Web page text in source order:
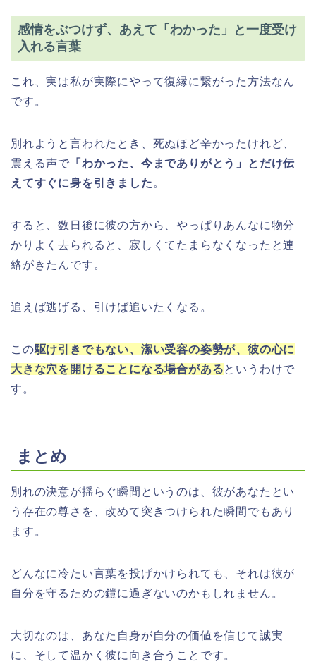
感情をぶつけず、あえて「わかった」と一度受け
入れる言葉
これ、実は私が実際にやって復縁に繋がった方法なん
です。
別れようと言われたとき、死ぬほど辛かったけれど、
震える声で 「わかった、今までありがとう」とだけ伝
えてすぐに身を引きました 。
すると、数日後に彼の方から、やっぱりあんなに物分
かりよく去られると、寂しくてたまらなくなったと連
絡がきたんです。
追えば逃げる、引けば追いたくなる。
この駆け引きでもない、潔い受容の姿勢が、彼の心に
大きな穴を開けることになる場合があるというわけで
す。
まとめ
別れの決意が揺らぐ瞬間というのは、彼があなたとい
う存在の尊さを、改めて突きつけられた瞬間でもあり
ます。
どんなに冷たい言葉を投げかけられても、それは彼が
自分を守るための鎧に過ぎないのかもしれません。
大切なのは、あなた自身が自分の価値を信じて誠実
に、そして温かく彼に向き合うことです。